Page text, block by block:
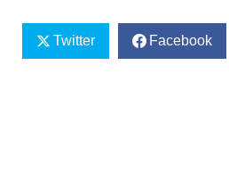
Twitter Facebook